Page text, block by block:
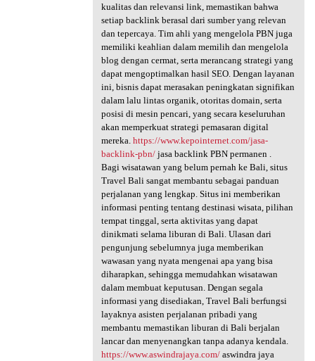
kualitas dan relevansi link, memastikan bahwa
setiap backlink berasal dari sumber yang relevan
dan tepercaya. Tim ahli yang mengelola PBN juga
memiliki keahlian dalam memilih dan mengelola
blog dengan cermat, serta merancang strategi yang
dapat mengoptimalkan hasil SEO. Dengan layanan
ini, bisnis dapat merasakan peningkatan signifikan
dalam lalu lintas organik, otoritas domain, serta
posisi di mesin pencari, yang secara keseluruhan
akan memperkuat strategi pemasaran digital
mereka. https://www.kepointernet.com/jasa-
backlink-pbn/jasa backlink PBN permanen .
Bagi wisatawan yang belum pernah ke Bali, situs
Travel Bali sangat membantu sebagai panduan
perjalanan yang lengkap. Situs ini memberikan
informasi penting tentang destinasi wisata, pilihan
tempat tinggal, serta aktivitas yang dapat
dinikmati selama liburan di Bali. Ulasan dari
pengunjung sebelumnya juga memberikan
wawasan yang nyata mengenai apa yang bisa
diharapkan, sehingga memudahkan wisatawan
dalam membuat keputusan. Dengan segala
informasi yang disediakan, Travel Bali berfungsi
layaknya asisten perjalanan pribadi yang
membantu memastikan liburan di Bali berjalan
lancar dan menyenangkan tanpa adanya kendala.
https://www.aswindrajaya.com/aswindra jaya